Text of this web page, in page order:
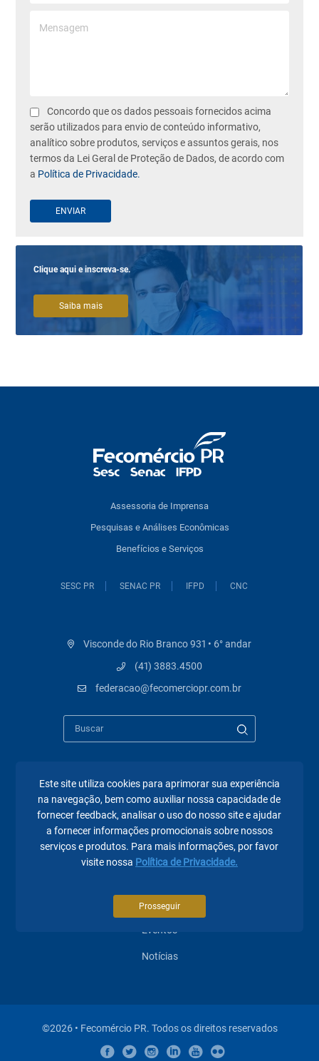
Concordo que os dados pessoais fornecidos acima
serão utilizados para envio de conteúdo informativo,
analítico sobre produtos, serviços e assuntos gerais, nos
termos da Lei Geral de Proteção de Dados, de acordo com
a Política de Privacidade.
Clique aqui e inscreva-se.
Saiba mais
Assessoria de Imprensa
Pesquisas e Análises Econômicas
Benefícios e Serviços
SESC PR SENAC PR IFPD CNC
Visconde do Rio Branco 931 • 6° andar
(41) 3883.4500
federacao@fecomerciopr.com.br
Páginas mais visitadas
A Fecomércio PR
Sindicatos
Atuação
Eventos
Notícias
©2026 • Fecomércio PR. Todos os direitos reservados
Este site utiliza cookies para aprimorar sua experiência
na navegação, bem como auxiliar nossa capacidade de
fornecer feedback, analisar o uso do nosso site e ajudar
a fornecer informações promocionais sobre nossos
serviços e produtos. Para mais informações, por favor
visite nossa Política de Privacidade.
Prosseguir